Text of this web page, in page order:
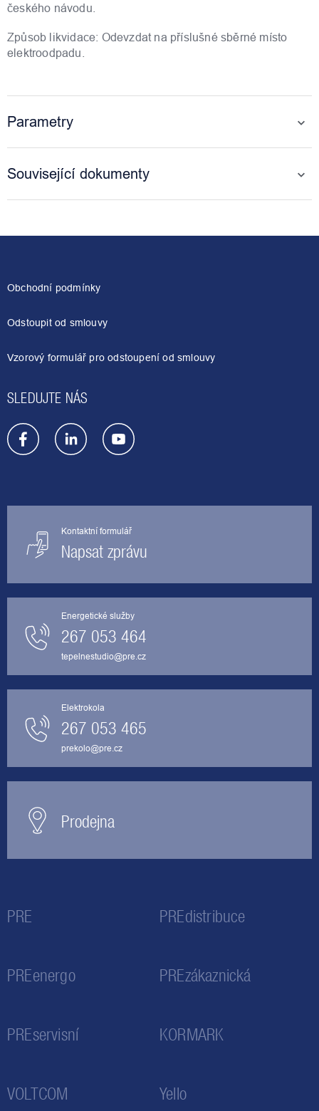
českého návodu.
Způsob likvidace: Odevzdat na příslušné sběrné místo
elektroodpadu.
Parametry
Související dokumenty
Obchodní podmínky
Odstoupit od smlouvy
Vzorový formulář pro odstoupení od smlouvy
SLEDUJTE NÁS
Kontaktní formulář
Napsat zprávu
Energetické služby
267 053 464
tepelnestudio@pre.cz
Elektrokola
267 053 465
prekolo@pre.cz
Prodejna
PRE PREdistribuce
PREenergo PREzákaznická
PREservisní KORMARK
VOLTCOM Yello